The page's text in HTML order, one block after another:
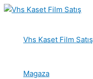
İçeriğe
Vhs Kaset Film Satış
Magaza